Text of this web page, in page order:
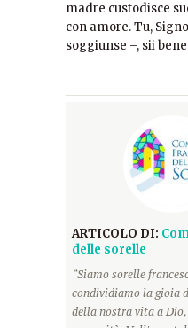
madre custodisce
con amore. Tu,
soggiunse –, sii
ARTICOLO DI:
delle sorelle
“Siamo sorelle
condividiamo la gioia
della nostra vita a